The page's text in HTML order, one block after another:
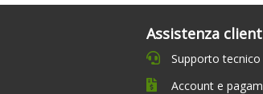
Assistenza
Supporto tecnico
Account e